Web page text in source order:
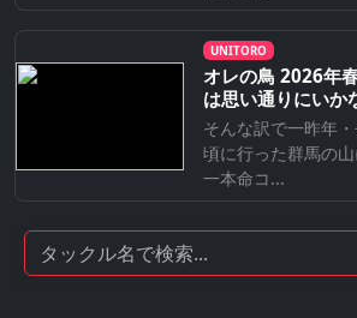
UNITORO
オレの鳥 2026年
は思い通りにいか
そんな訳で一昨年
頃に行った群馬の
一本命コ...